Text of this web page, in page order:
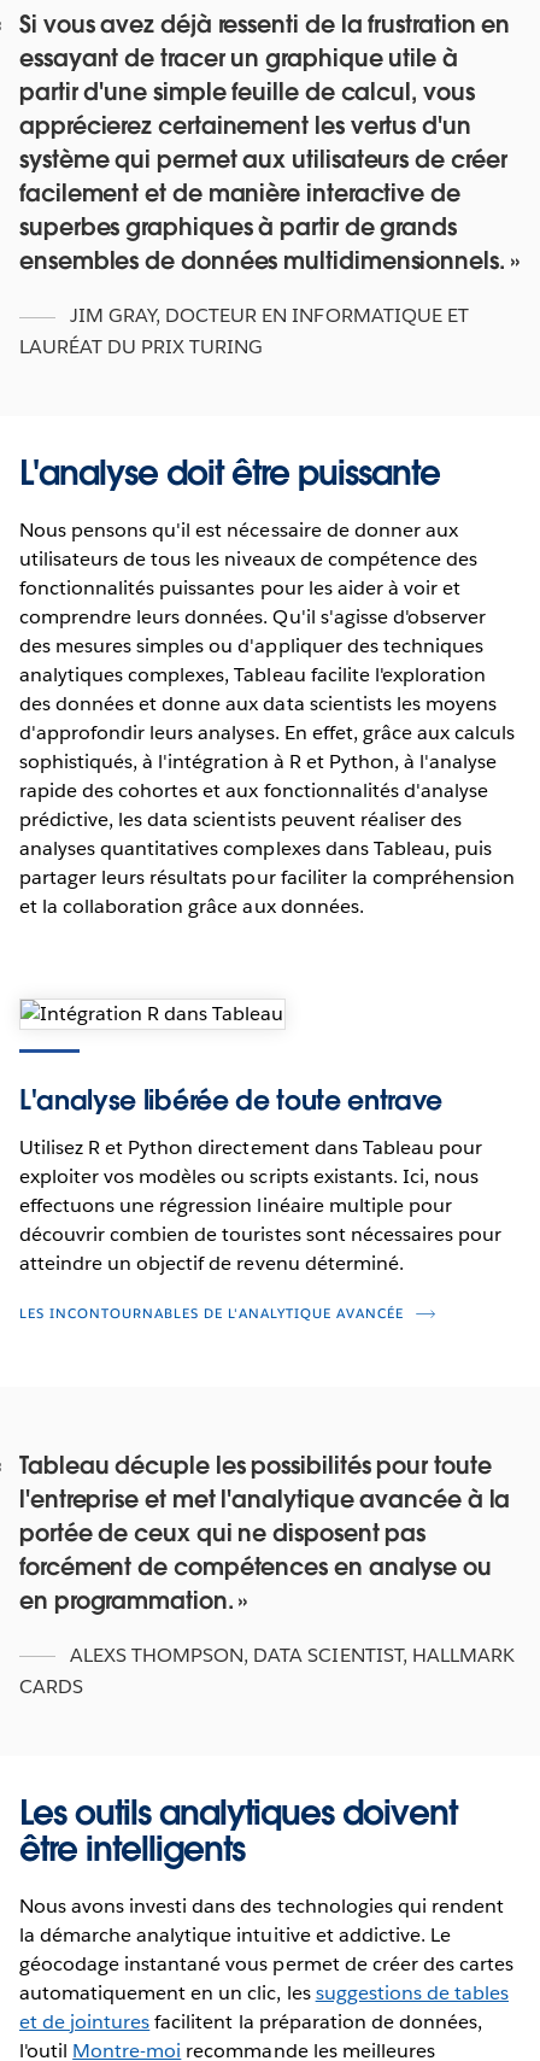
Si vous avez déjà ressenti de la frustration en
essayant de tracer un graphique utile à
partir d'une simple feuille de calcul, vous
apprécierez certainement les vertus d'un
système qui permet aux utilisateurs de créer
facilement et de manière interactive de
superbes graphiques à partir de grands
ensembles de données multidimensionnels.
JIM GRAY, DOCTEUR EN INFORMATIQUE ET
LAURÉAT DU PRIX TURING
L'analyse doit être puissante
Nous pensons qu'il est nécessaire de donner aux
utilisateurs de tous les niveaux de compétence des
fonctionnalités puissantes pour les aider à voir et
comprendre leurs données. Qu'il s'agisse d'observer
des mesures simples ou d'appliquer des techniques
analytiques complexes, Tableau facilite l'exploration
des données et donne aux data scientists les moyens
d'approfondir leurs analyses. En effet, grâce aux calculs
sophistiqués, à l'intégration à R et Python, à l'analyse
rapide des cohortes et aux fonctionnalités d'analyse
prédictive, les data scientists peuvent réaliser des
analyses quantitatives complexes dans Tableau, puis
partager leurs résultats pour faciliter la compréhension
et la collaboration grâce aux données.
L'analyse libérée de toute entrave
Utilisez R et Python directement dans Tableau pour
exploiter vos modèles ou scripts existants. Ici, nous
effectuons une régression linéaire multiple pour
découvrir combien de touristes sont nécessaires pour
atteindre un objectif de revenu déterminé.
LES INCONTOURNABLES DE L'ANALYTIQUE AVANCÉE
Tableau décuple les possibilités pour toute
l'entreprise et met l'analytique avancée à la
portée de ceux qui ne disposent pas
forcément de compétences en analyse ou
en programmation.
ALEXS THOMPSON, DATA SCIENTIST, HALLMARK
CARDS
Les outils analytiques doivent
être intelligents
Nous avons investi dans des technologies qui rendent
la démarche analytique intuitive et addictive. Le
géocodage instantané vous permet de créer des cartes
automatiquement en un clic, lessuggestions de tables
et de jointuresfacilitent la préparation de données,
l'outil Montre-moi recommande les meilleures